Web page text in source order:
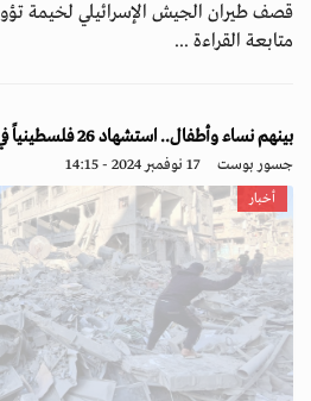
قصف طيران الجيش الإسرائيلي لخيمة
متابعة القراءة ...
بينهم نساء وأطفال.. استشهاد 26 فلسطينياً في غارة إسرائيلية على غزة
جسور بوست 17 نوفمبر 2024 - 14:15
أخبار